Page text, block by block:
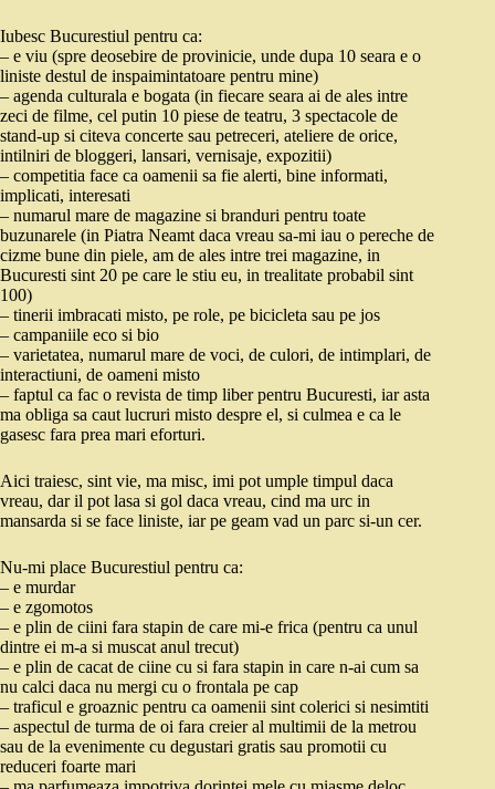
Iubesc Bucurestiul pentru ca:
– e viu (spre deosebire de provinicie, unde dupa 10 seara e o
liniste destul de inspaimintatoare pentru mine)
– agenda culturala e bogata (in fiecare seara ai de ales intre
zeci de filme, cel putin 10 piese de teatru, 3 spectacole de
stand-up si citeva concerte sau petreceri, ateliere de orice,
intilniri de bloggeri, lansari, vernisaje, expozitii)
– competitia face ca oamenii sa fie alerti, bine informati,
implicati, interesati
– numarul mare de magazine si branduri pentru toate
buzunarele (in Piatra Neamt daca vreau sa-mi iau o pereche de
cizme bune din piele, am de ales intre trei magazine, in
Bucuresti sint 20 pe care le stiu eu, in trealitate probabil sint
100)
– tinerii imbracati misto, pe role, pe bicicleta sau pe jos
– campaniile eco si bio
– varietatea, numarul mare de voci, de culori, de intimplari, de
interactiuni, de oameni misto
– faptul ca fac o revista de timp liber pentru Bucuresti, iar asta
ma obliga sa caut lucruri misto despre el, si culmea e ca le
gasesc fara prea mari eforturi.
Aici traiesc, sint vie, ma misc, imi pot umple timpul daca
vreau, dar il pot lasa si gol daca vreau, cind ma urc in
mansarda si se face liniste, iar pe geam vad un parc si-un cer.
Nu-mi place Bucurestiul pentru ca:
– e murdar
– e zgomotos
– e plin de ciini fara stapin de care mi-e frica (pentru ca unul
dintre ei m-a si muscat anul trecut)
– e plin de cacat de ciine cu si fara stapin in care n-ai cum sa
nu calci daca nu mergi cu o frontala pe cap
– traficul e groaznic pentru ca oamenii sint colerici si nesimtiti
– aspectul de turma de oi fara creier al multimii de la metrou
sau de la evenimente cu degustari gratis sau promotii cu
reduceri foarte mari